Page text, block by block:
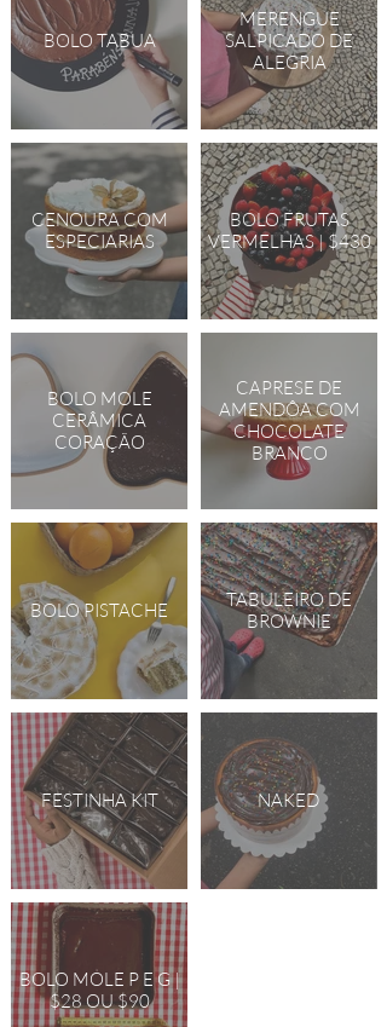
BOLO TABUA
MERENGUE
SALPICADO DE
ALEGRIA
CENOURA COM
ESPECIARIAS
BOLO FRUTAS
VERMELHAS | $430
BOLO MOLE
CERÂMICA
CORAÇÃO
CAPRESE DE
AMENDÔA COM
CHOCOLATE
BRANCO
BOLO PISTACHE
TABULEIRO DE
BROWNIE
FESTINHA KIT NAKED
BOLO MOLE P E G |
$28 OU $90